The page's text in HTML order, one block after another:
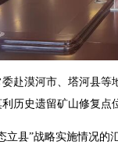
漠河市、塔河县等
历史遗留矿山修复点
县”战略实施情况的